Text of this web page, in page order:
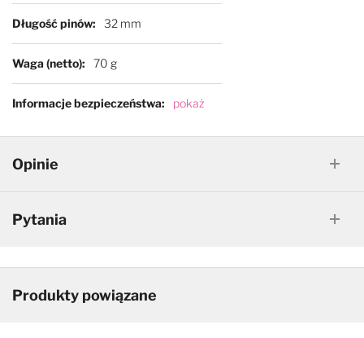
Długość pinów 32 mm
Waga (netto) 70 g
Informacje bezpieczeństwa pokaż
Opinie
Pytania
Produkty powiązane